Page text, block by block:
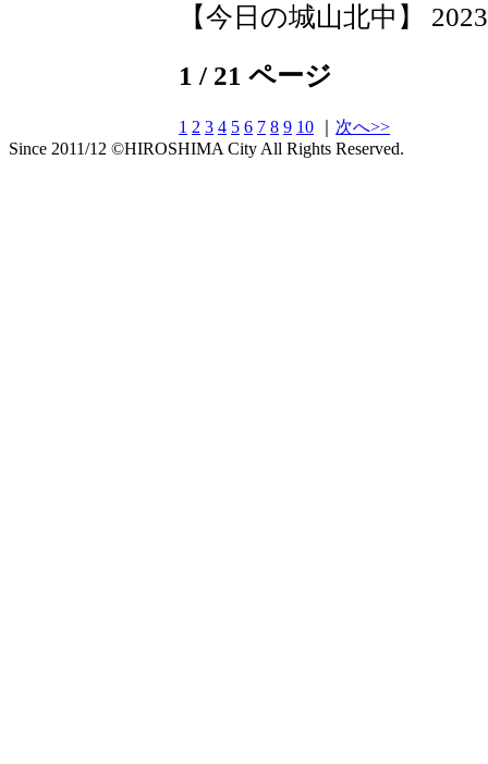
【今日の城山北中】
1 / 21 ページ
1 2 3 4 5 6 7 8 9 10
次へ>>
Since 2011/12 ©HIROSHIMA City All Rights Reserved.